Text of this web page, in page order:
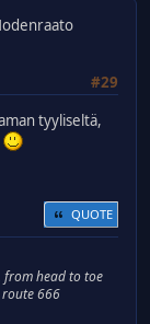
#29
tyyliseltä,
QUOTE
from head to toe
route 666